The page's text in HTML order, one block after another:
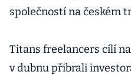
společností na českém
Titans freelancers cílí
v dubnu přibrali